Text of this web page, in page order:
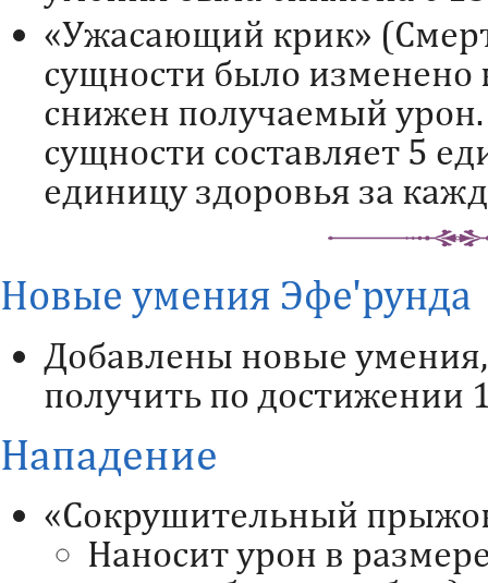
«Ужасающий крик»
сущности было изменено
снижен получаемый урон.
сущности составляет 5
единицу здоровья за
Новые умения Эфе'рунда
Добавлены новые
получить по достижении
Нападение
«Сокрушительный
Наносит урон в